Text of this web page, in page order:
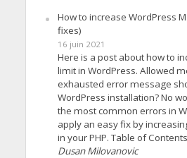
How to increase WordPress
fixes)
16 juin 2021
Here is a post about how to
limit in WordPress. Allowed
exhausted error message
WordPress installation? No
the most common errors in
apply an easy fix by
in your PHP. Table of
Dusan Milovanovic